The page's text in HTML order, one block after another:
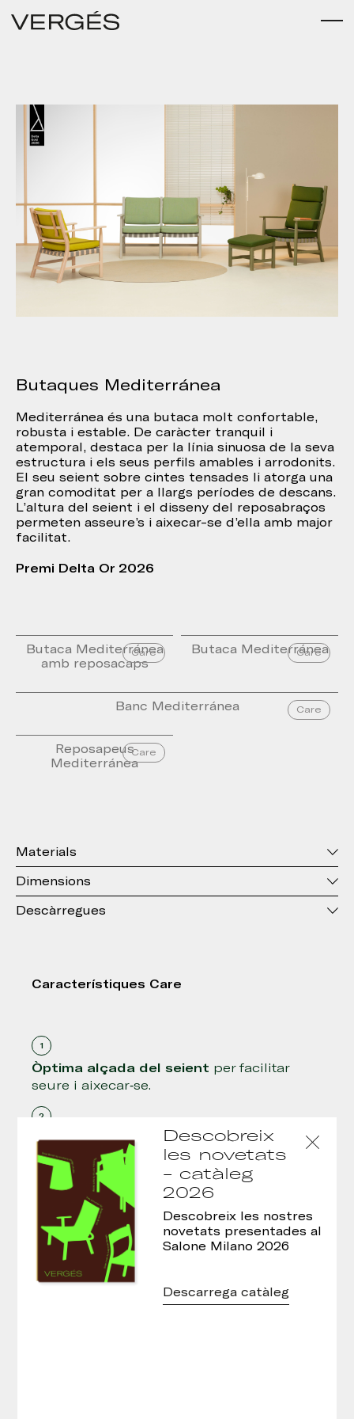
Butaques Mediterránea
Mediterránea és una butaca molt confortable,
robusta i estable. De caràcter tranquil i
atemporal, destaca per la línia sinuosa de la seva
estructura i els seus perfils amables i arrodonits.
El seu seient sobre cintes tensades li atorga una
gran comoditat per a llargs períodes de descans.
L’altura del seient i el disseny del reposabraços
permeten asseure’s i aixecar-se d’ella amb major
facilitat.
Premi Delta Or 2026
Care
Butaca Mediterránea
amb reposacaps
Care
Butaca Mediterránea
Care
Banc Mediterránea
Care
Reposapeus
Mediterránea
Materials
Dimensions
Descàrregues
Característiques Care
Òptima alçada del seient per facilitar
seure i aixecar-se.
Coixí amb cintes elàstiquesper a una
comoditat òptima durant llargs períodes
de descans.
L'espai entre el seient i el respatller
permet la transpirabilitat i evita
l'acumulació de bacteris.
Descobreix
les novetats
- catàleg
2026
Descobreix les nostres
novetats presentades al
Salone Milano 2026
Descarrega catàleg